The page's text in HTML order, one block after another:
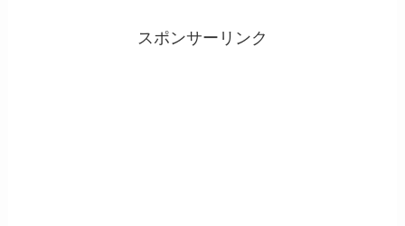
スポンサーリンク